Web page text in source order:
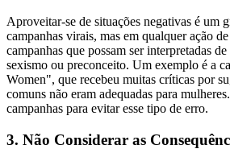
Aproveitar-se de situações negativas é um
campanhas virais, mas em qualquer ação
campanhas que possam ser interpretadas
sexismo ou preconceito. Um exemplo é a
Women", que recebeu muitas críticas por
comuns não eram adequadas para
campanhas para evitar esse tipo de erro.
3. Não Considerar as